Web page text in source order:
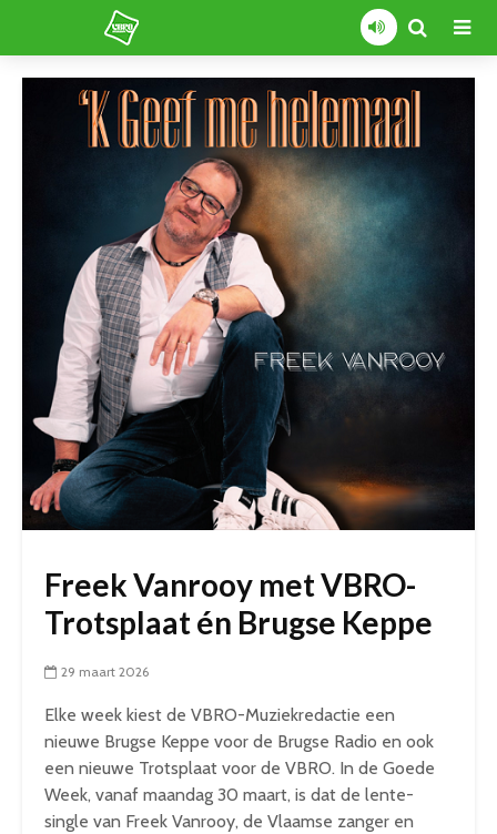
Freek Vanrooy met VBRO-
Trotsplaat én Brugse Keppe
29 maart 2026
Elke week kiest de VBRO-Muziekredactie een
nieuwe Brugse Keppe voor de Brugse Radio en ook
een nieuwe Trotsplaat voor de VBRO. In de Goede
Week, vanaf maandag 30 maart, is dat de lente-
single van Freek Vanrooy, de Vlaamse zanger en